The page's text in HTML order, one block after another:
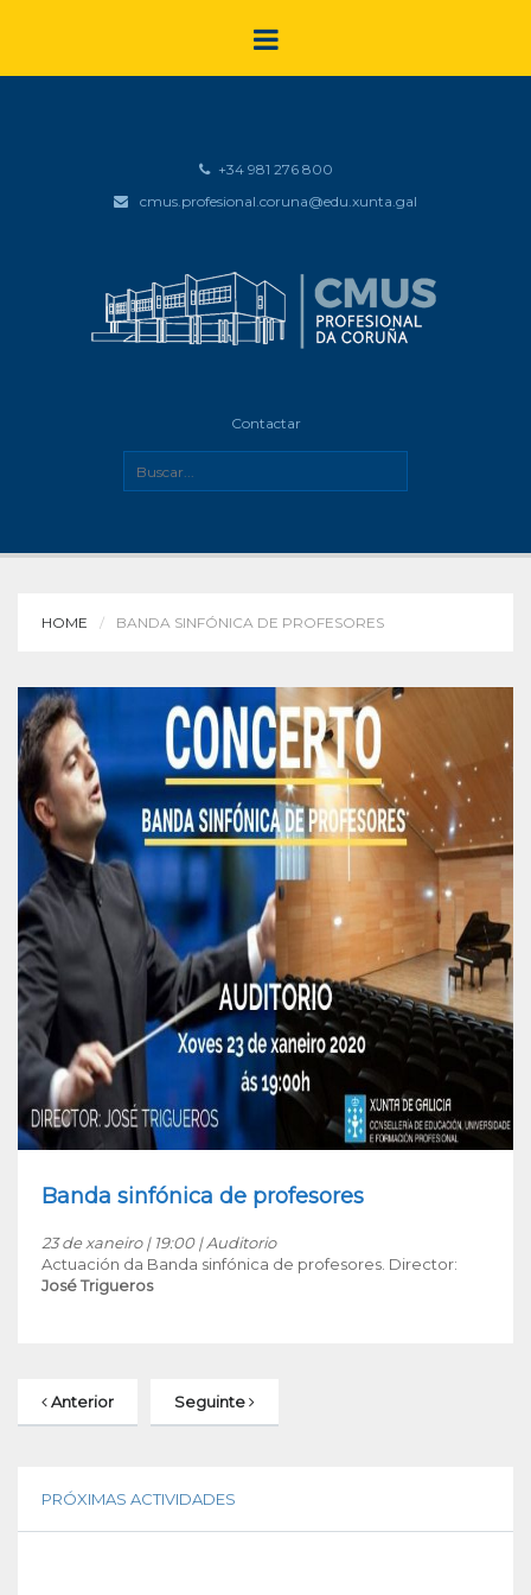
+34 981 276 800
cmus.profesional.coruna@edu.xunta.gal
Contactar
HOME BANDA SINFÓNICA DE PROFESORES
Banda sinfónica de profesores
23 de xaneiro | 19:00 | Auditorio
Actuación da Banda sinfónica de profesores. Director:
José Trigueros
Anterior Seguinte
PRÓXIMAS ACTIVIDADES